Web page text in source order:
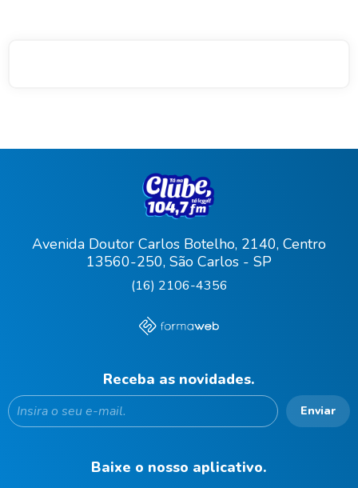
Avenida Doutor Carlos Botelho, 2140, Centro
13560-250, São Carlos - SP
(16) 2106-4356
Receba as novidades.
Enviar
Baixe o nosso aplicativo.